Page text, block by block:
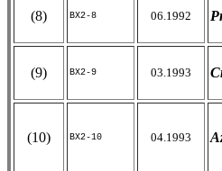
(8) BX2-8 06.1992
(9) BX2-9 03.1993
(10) BX2-10 04.1993